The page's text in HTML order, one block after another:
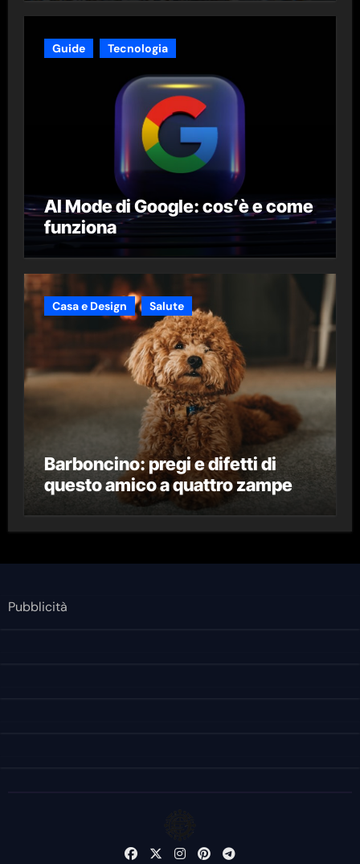
Guide Tecnologia
AI Mode di Google: cos’è e come
funziona
Casa e Design Salute
Barboncino: pregi e difetti di
questo amico a quattro zampe
Pubblicità